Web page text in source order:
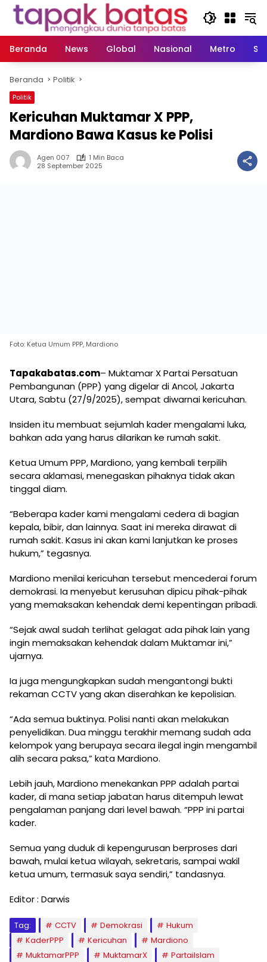
Langsung
Beranda
News Global Nasional Metro
Beranda Politik
Politik
Kericuhan Muktamar X PPP,
Mardiono Bawa Kasus ke Polisi
Agen 007
1 Min Baca
28 September 2025
Foto: Ketua Umum PPP, Mardiono
Tapakabatas.com– Muktamar X Partai Persatuan
Pembangunan (PPP) yang digelar di Ancol, Jakarta
Utara, Sabtu (27/9/2025), sempat diwarnai kericuhan.
Insiden itu membuat sejumlah kader mengalami luka,
bahkan ada yang harus dilarikan ke rumah sakit.
Ketua Umum PPP, Mardiono, yang kembali terpilih
secara aklamasi, menegaskan pihaknya tidak akan
tinggal diam.
“Beberapa kader kami mengalami cedera di bagian
kepala, bibir, dan lainnya. Saat ini mereka dirawat di
rumah sakit. Kasus ini akan kami lanjutkan ke proses
hukum,” tegasnya.
Mardiono menilai kericuhan tersebut mencederai forum
demokrasi. Ia menyebut kerusuhan dipicu pihak-pihak
yang memaksakan kehendak demi kepentingan pribadi.
“Sejak awal sudah terlihat gelagat ada pihak lain yang
ingin memaksakan kehendak dalam Muktamar ini,”
ujarnya.
Ia juga mengungkapkan sudah mengantongi bukti
rekaman CCTV yang akan diserahkan ke kepolisian.
“Ada semua buktinya. Polisi nanti akan melakukan
penyelidikan. Dua minggu terakhir memang sudah ada
kelompok yang berupaya secara ilegal ingin mengambil
alih secara paksa,” kata Mardiono.
Lebih jauh, Mardiono menekankan PPP adalah partai
kader, di mana setiap jabatan harus ditempuh lewat
pengalaman panjang dari level bawah. “PPP ini partai
kader.
Semua yang duduk di kepengurusan berproses dari
bawah, mulai ketua wilayah, sekretaris, sampai wakil
ketua umum, termasuk saya sendiri,” tandasnya.
Editor : Darwis
Tag: CCTV Demokrasi
Hukum
KaderPPP
Kericuhan
Mardiono
MuktamarPPP
MuktamarX
PartaiIslam